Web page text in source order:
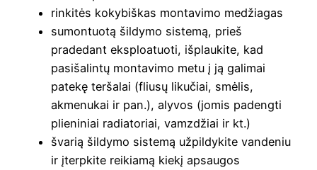
rinkitės kokybiškas montavimo medžiagas
sumontuotą šildymo sistemą, prieš
pradedant eksploatuoti, išplaukite, kad
pasišalintų montavimo metu į ją galimai
patekę teršalai (fliusų likučiai, smėlis,
akmenukai ir pan.), alyvos (jomis padengti
plieniniai radiatoriai, vamzdžiai ir kt.)
švarią šildymo sistemą užpildykite vandeniu
ir įterpkite reikiamą kiekį apsaugos